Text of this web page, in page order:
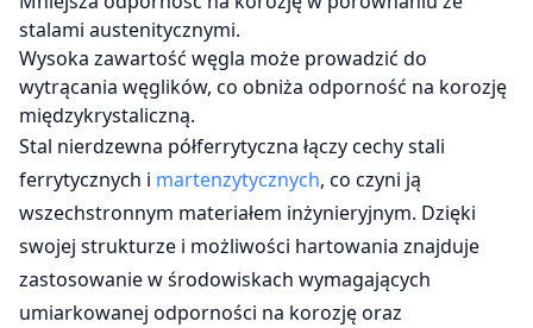
stalami austenitycznymi.
Wysoka zawartość węgla może prowadzić do
wytrącania węglików, co obniża odporność na korozję
międzykrystaliczną.
Stal nierdzewna półferrytyczna łączy cechy stali
ferrytycznych i martenzytycznych, co czyni ją
wszechstronnym materiałem inżynieryjnym. Dzięki
swojej strukturze i możliwości hartowania znajduje
zastosowanie w środowiskach wymagających
umiarkowanej odporności na korozję oraz